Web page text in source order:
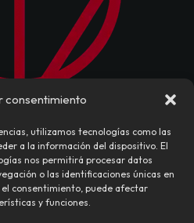
consentimiento
utilizamos tecnologías como las
a la información del dispositivo. El
nos permitirá procesar datos
o las identificaciones únicas en
consentimiento, puede afectar
y funciones.